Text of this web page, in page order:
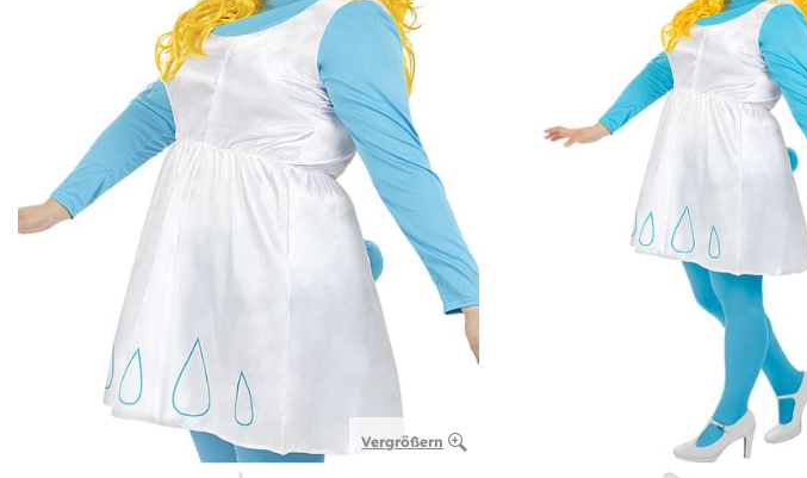
Vergrößern